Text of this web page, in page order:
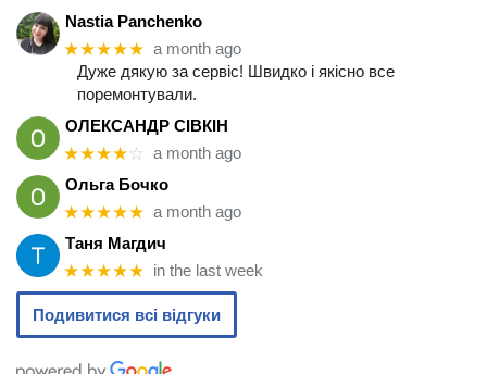
Nastia Panchenko
★★★★★ a month ago
Дуже дякую за сервіс! Швидко і якісно все
поремонтували.
ОЛЕКСАНДР СІВКІН
★★★★☆ a month ago
Ольга Бочко
★★★★★ a month ago
Таня Магдич
★★★★★ in the last week
Подивитися всі відгуки